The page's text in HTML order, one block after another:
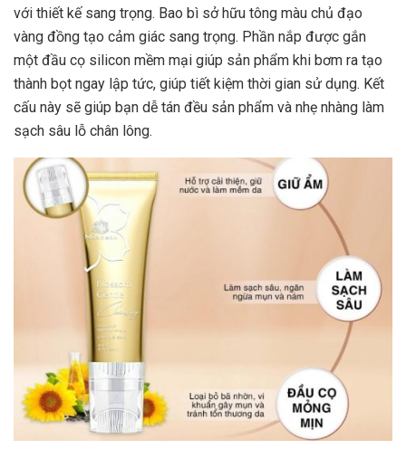
với thiết kế sang trọng. Bao bì sở hữu tông màu chủ đạo
vàng đồng tạo cảm giác sang trọng. Phần nắp được gắn
một đầu cọ silicon mềm mại giúp sản phẩm khi bơm ra tạo
thành bọt ngay lập tức, giúp tiết kiệm thời gian sử dụng. Kết
cấu này sẽ giúp bạn dễ tán đều sản phẩm và nhẹ nhàng làm
sạch sâu lỗ chân lông.